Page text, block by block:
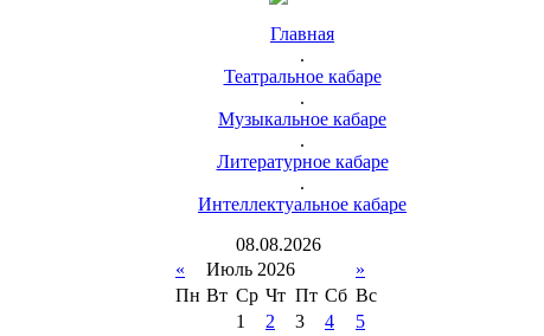
Главная
.
Театральное кабаре
.
Музыкальное кабаре
.
Литературное кабаре
.
Интеллектуальное кабаре
08.08.2026
«
Июль 2026
»
Пн Вт Ср Чт Пт Сб Вс
1
2 3 4
5